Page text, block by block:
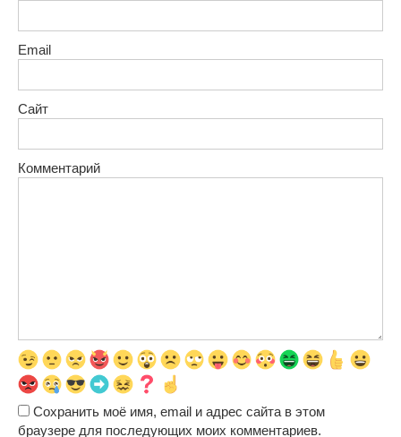
Email
Сайт
Комментарий
Сохранить моё имя, email и адрес сайта в этом
браузере для последующих моих комментариев.